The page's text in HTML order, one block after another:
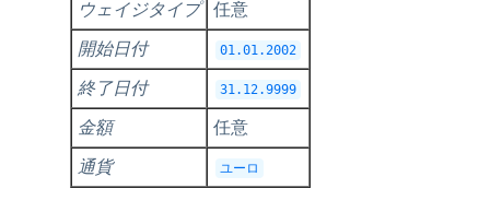
ウェイジタイプ 任意
開始日付 01.01.2002
終了日付 31.12.9999
金額 任意
通貨 ユーロ